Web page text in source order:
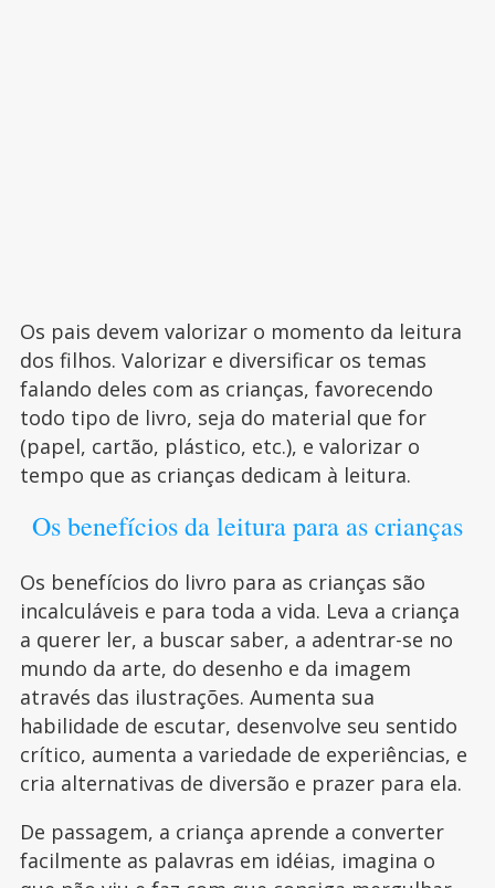
Os pais devem valorizar o momento da leitura
dos filhos. Valorizar e diversificar os temas
falando deles com as crianças, favorecendo
todo tipo de livro, seja do material que for
(papel, cartão, plástico, etc.), e valorizar o
tempo que as crianças dedicam à leitura.
Os benefícios da leitura para as crianças
Os benefícios do livro para as crianças são
incalculáveis e para toda a vida. Leva a criança
a querer ler, a buscar saber, a adentrar-se no
mundo da arte, do desenho e da imagem
através das ilustrações. Aumenta sua
habilidade de escutar, desenvolve seu sentido
crítico, aumenta a variedade de experiências, e
cria alternativas de diversão e prazer para ela.
De passagem, a criança aprende a converter
facilmente as palavras em idéias, imagina o